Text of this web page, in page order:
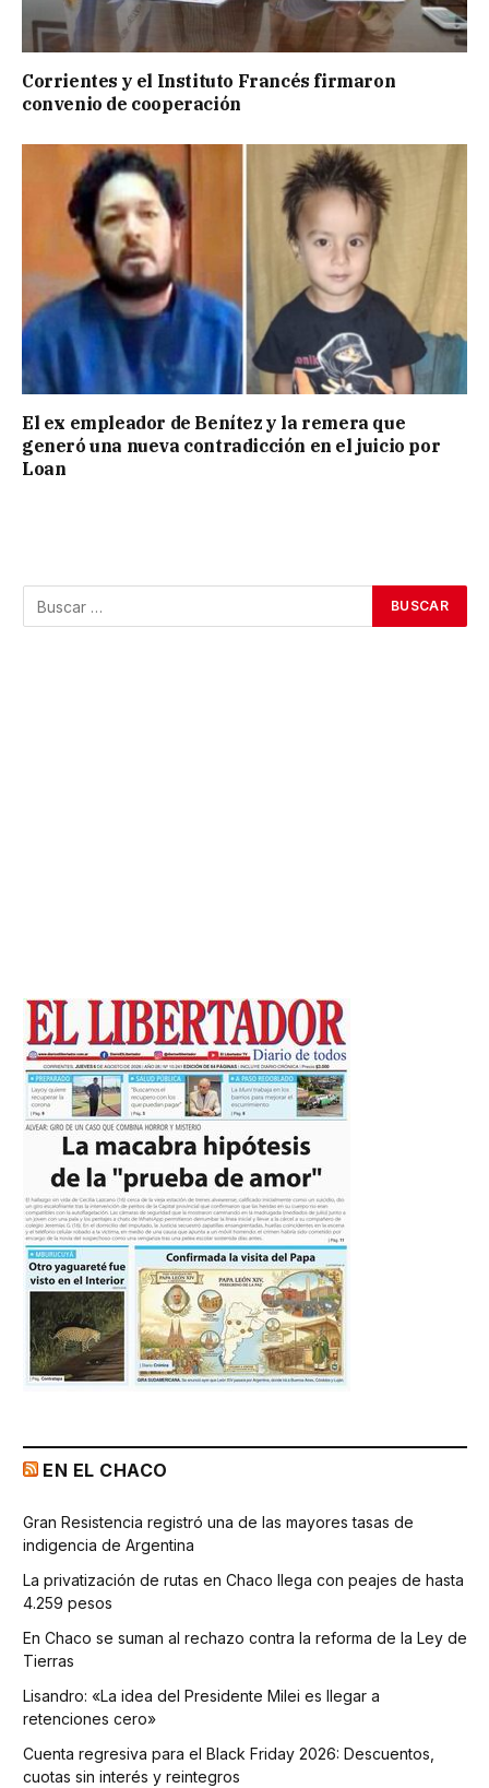
Corrientes y el Instituto Francés firmaron
convenio de cooperación
El ex empleador de Benítez y la remera que
generó una nueva contradicción en el juicio por
Loan
EN EL CHACO
Gran Resistencia registró una de las mayores tasas de
indigencia de Argentina
La privatización de rutas en Chaco llega con peajes de hasta
4.259 pesos
En Chaco se suman al rechazo contra la reforma de la Ley de
Tierras
Lisandro: «La idea del Presidente Milei es llegar a
retenciones cero»
Cuenta regresiva para el Black Friday 2026: Descuentos,
cuotas sin interés y reintegros